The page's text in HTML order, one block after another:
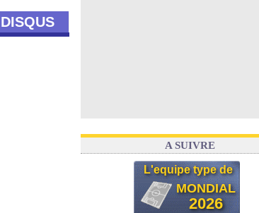
DISQUS
A SUIVRE
L'equipe type de
MONDIAL
2026